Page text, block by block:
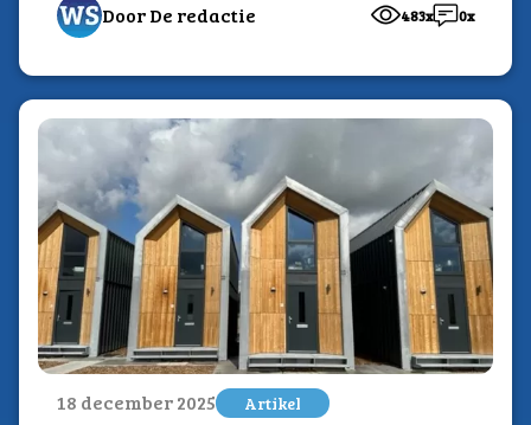
Door De redactie
483x 0x
18 december 2025 Artikel